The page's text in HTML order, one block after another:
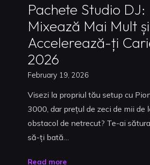
Mai
Multe
Gig-
în
Pachete Studio DJ:
Mixează Mai Mult și
Accelerează-ți
2026
February 19, 2026
Visezi la propriul tău setup cu
3000, dar prețul de zeci de mii de
obstacol de netrecut? Te-ai
să-ți bată…
Read more"Pachete